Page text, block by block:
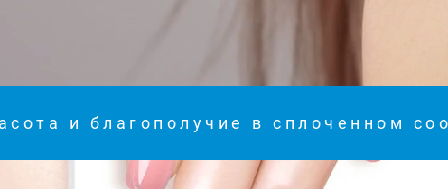
и благополучие в сплоченном